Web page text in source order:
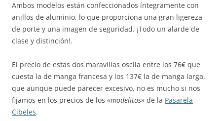
Ambos modelos están confeccionados íntegramente con
anillos de aluminio, lo que proporciona una gran ligereza
de porte y una imagen de seguridad. ¡Todo un alarde de
clase y distinción!.
El precio de estas dos maravillas oscila entre los 76€ que
cuesta la de manga francesa y los 137€ la de manga larga,
que aunque puede parecer excesivo, no es mucho si nos
fijamos en los precios de los «modelitos» de la Pasarela
Cibeles.